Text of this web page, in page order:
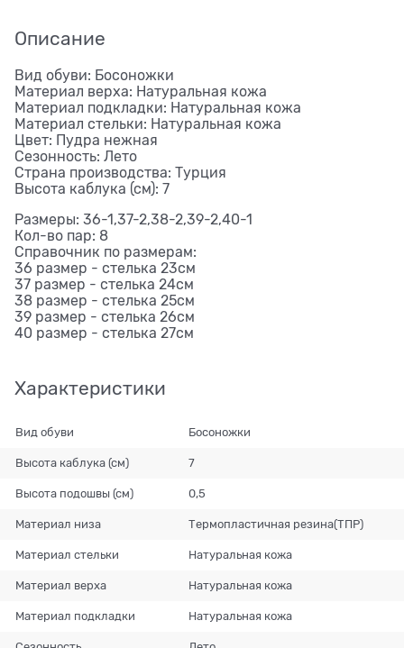
Описание
Вид обуви: Босоножки
Материал верха: Натуральная кожа
Материал подкладки: Натуральная кожа
Материал стельки: Натуральная кожа
Цвет: Пудра нежная
Сезонность: Лето
Страна производства: Турция
Высота каблука (см): 7
Размеры: 36-1,37-2,38-2,39-2,40-1
Кол-во пар: 8
Справочник по размерам:
36 размер - стелька 23см
37 размер - стелька 24см
38 размер - стелька 25см
39 размер - стелька 26см
40 размер - стелька 27см
Характеристики
Вид обуви Босоножки
Высота каблука (см) 7
Высота подошвы (см) 0,5
Материал низа Термопластичная резина(ТПР)
Материал стельки Натуральная кожа
Материал верха Натуральная кожа
Материал подкладки Натуральная кожа